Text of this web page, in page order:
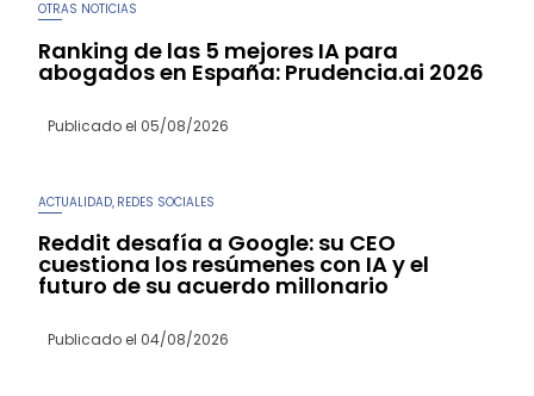
OTRAS NOTICIAS
Ranking de las 5 mejores IA para
abogados en España: Prudencia.ai 2026
Publicado el 05/08/2026
ACTUALIDAD REDES SOCIALES
Reddit desafía a Google: su CEO
cuestiona los resúmenes con IA y el
futuro de su acuerdo millonario
Publicado el 04/08/2026